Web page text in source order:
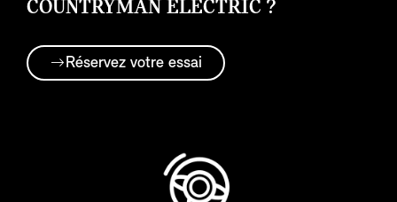
COUNTRYMAN ELECTRIC ?
Réservez votre essai